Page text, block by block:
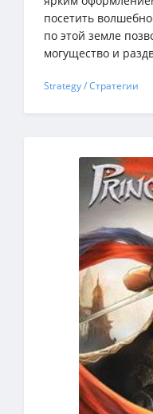
посетить
по этой земле
могущество и
Strategy / Стратегии